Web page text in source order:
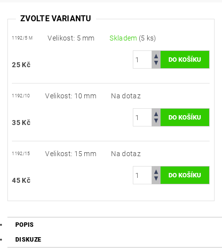
ZVOLTE VARIANTU
1192/5 M Velikost: 5 mm Skladem (5 ks)
25 Kč
1192/10 Velikost: 10 mm Na dotaz
35 Kč
1192/15 Velikost: 15 mm Na dotaz
45 Kč
POPIS
DISKUZE